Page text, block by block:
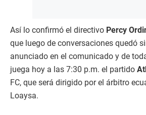
Así lo confirmó el directivo Percy
que luego de conversaciones quedó
anunciado en el comunicado y de
juega hoy a las 7:30 p.m. el partido
FC, que será dirigido por el árbitro
Loaysa.